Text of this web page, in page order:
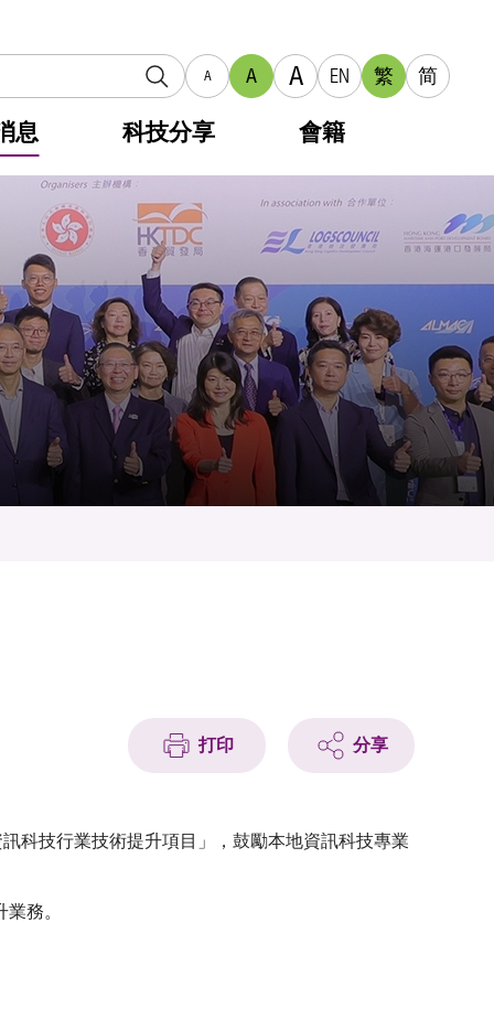
A A A EN 繁 简
息 科技分享 會籍
打印 分享
科技行業技術提升項目」，鼓勵本地資訊科技專業
務。